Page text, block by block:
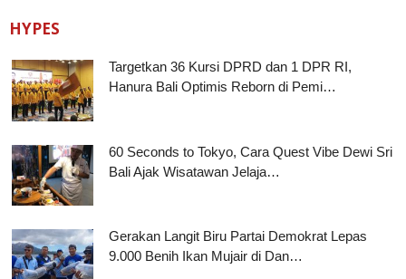
HYPES
Targetkan 36 Kursi DPRD dan 1 DPR RI,
Hanura Bali Optimis Reborn di Pemi…
60 Seconds to Tokyo, Cara Quest Vibe Dewi Sri
Bali Ajak Wisatawan Jelaja…
Gerakan Langit Biru Partai Demokrat Lepas
9.000 Benih Ikan Mujair di Dan…